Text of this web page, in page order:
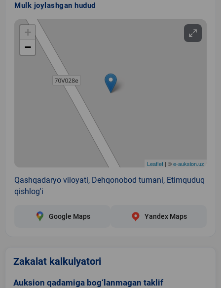
Mulk joylashgan hudud
+
−
Leaflet | ©e-auksion.uz
Qashqadaryo viloyati, Dehqonobod tumani, Etimquduq
qishlog'i
Google Maps Yandex Maps
Zakalat kalkulyatori
Auksion qadamiga bog‘lanmagan taklif